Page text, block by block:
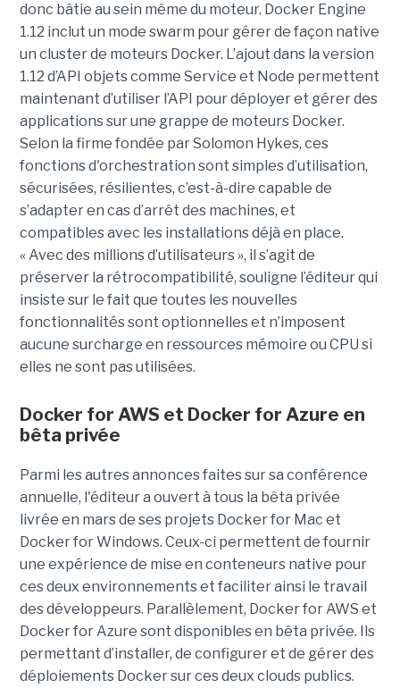
donc bâtie au sein même du moteur. Docker Engine
1.12 inclut un mode swarm pour gérer de façon native
un cluster de moteurs Docker. L’ajout dans la version
1.12 d’API objets comme Service et Node permettent
maintenant d’utiliser l’API pour déployer et gérer des
applications sur une grappe de moteurs Docker.
Selon la firme fondée par Solomon Hykes, ces
fonctions d'orchestration sont simples d’utilisation,
sécurisées, résilientes, c’est-à-dire capable de
s’adapter en cas d’arrêt des machines, et
compatibles avec les installations déjà en place.
« Avec des millions d’utilisateurs », il s’agit de
préserver la rétrocompatibilité, souligne l’éditeur qui
insiste sur le fait que toutes les nouvelles
fonctionnalités sont optionnelles et n’imposent
aucune surcharge en ressources mémoire ou CPU si
elles ne sont pas utilisées.
Docker for AWS et Docker for Azure en
bêta privée
Parmi les autres annonces faites sur sa conférence
annuelle, l'éditeur a ouvert à tous la bêta privée
livrée en mars de ses projets Docker for Mac et
Docker for Windows. Ceux-ci permettent de fournir
une expérience de mise en conteneurs native pour
ces deux environnements et faciliter ainsi le travail
des développeurs. Parallèlement, Docker for AWS et
Docker for Azure sont disponibles en bêta privée. Ils
permettant d’installer, de configurer et de gérer des
déploiements Docker sur ces deux clouds publics.